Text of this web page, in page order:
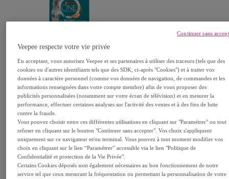
PURINA ONE
9,75kg
46,99 €
Achat express
Veepee respecte votre vie privée
En acceptant, vous autorisez Veepee et ses partenaires à utiliser des traceurs (tels que des
cookies ou d'autres identifiants tels que des SDK, ci-après "Cookies") et à traiter vos
données à caractère personnel (comme vos données de navigation, de commandes et les
informations renseignées dans votre compte membre) afin de vous proposer des
publicités personnalisées (notamment sur votre écran de télévision) et en mesurer la
performance, effectuer certaines analyses sur l'activité des ventes et à des fins de lutte
contre la fraude.
Vous pouvez choisir entre ces différentes utilisations en cliquant sur "Paramétrer" ou tout
refuser en cliquant sur le bouton "Continuer sans accepter". Vos choix s'appliquent
uniquement sur ce navigateur et/ou terminal. Vous pouvez à tout moment modifier vos
choix en cliquant sur le lien “Paramétrer” accessible via le lien "Politique de
Confidentialité et protection de la Vie Privée".
Certains Cookies déposés sont également nécessaires au bon fonctionnement de notre
service tel que ceux mesurant la fréquentation ou permettant la personnalisation de votre
Continuer sans